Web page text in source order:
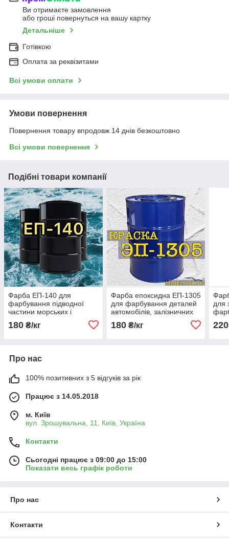
Ви отримаєте замовлення
або гроші повернуться на вашу картку
Детальніше
Готівкою
Оплата за реквізитами
Всі умови оплати
Умови повернення
Повернення товару впродовж 14 днів безкоштовно
Всі умови повернення
Подібні товари компанії
Фарба ЕП-140 для
фарбування підводної
частини морських і
180 ₴/кг
Фарба епоксидна ЕП-1305
для фарбування деталей
автомобілів, залізничних
180₴/кг
для
220
Про нас
100% позитивних з 5 відгуків за рік
Працює з 14.05.2018
м. Київ
вул. Зрошувальна, 11, Київ, Україна
Контакти
Сьогодні працює з 09:00 до 15:00
Показати весь графік роботи
Про нас
Контакти